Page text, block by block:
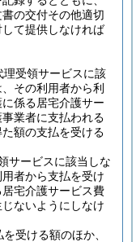
の交付その他適切
て提供しなければ
受領サービスに該
その利用者から利
係る居宅介護サー
業者に支払われる
額の支払を受ける
サービスに該当しな
者から支払を受け
宅介護サービス費
ないようにしなけ
受ける額のほか、